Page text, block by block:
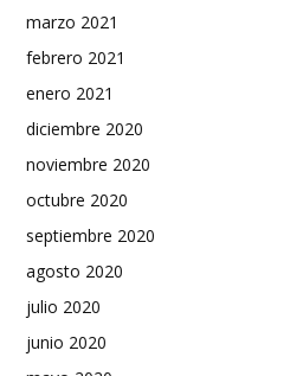
marzo 2021
febrero 2021
enero 2021
diciembre 2020
noviembre 2020
octubre 2020
septiembre 2020
agosto 2020
julio 2020
junio 2020